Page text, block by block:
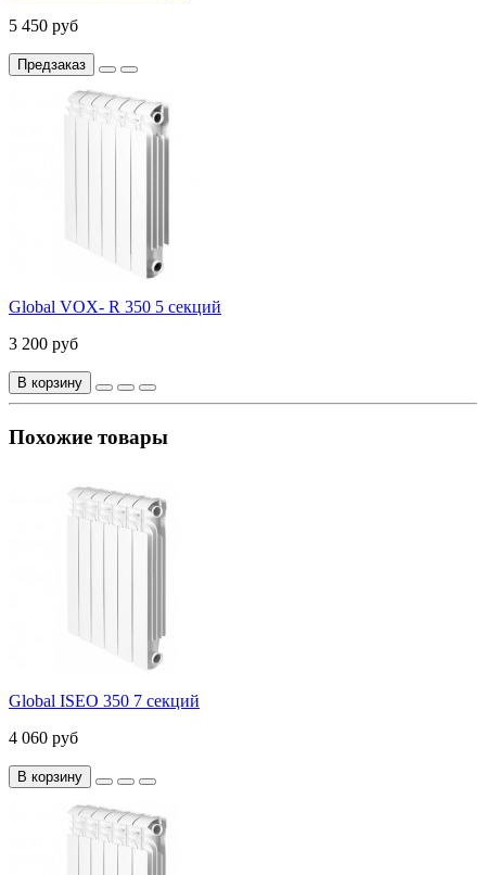
5 450 руб
Предзаказ
Global VOX- R 350 5 секций
3 200 руб
В корзину
Похожие товары
Global ISEO 350 7 секций
4 060 руб
В корзину